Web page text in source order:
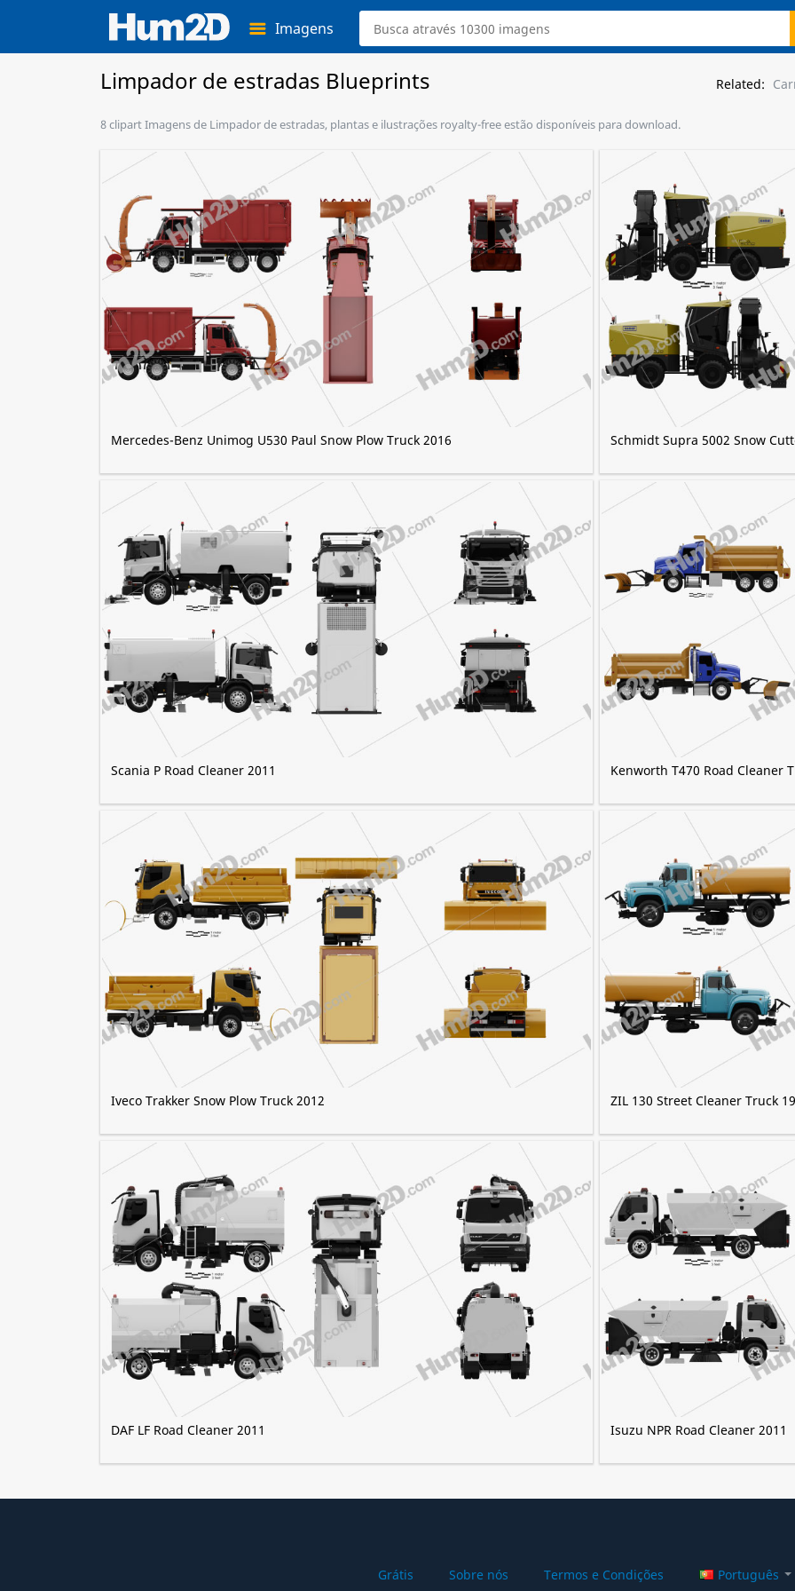
Imagens
Limpador de estradas Blueprints Related:
8 clipart Imagens de Limpador de estradas, plantas e ilustrações royalty-free estão disponíveis para download.
Mercedes-Benz Unimog U530 Paul Snow Plow Truck 2016 Schmidt Supra 5002 Snow
Scania P Road Cleaner 2011 Kenworth T470 Road Cleaner
Iveco Trakker Snow Plow Truck 2012 ZIL 130 Street Cleaner Truck
DAF LF Road Cleaner 2011 Isuzu NPR Road Cleaner 2011
Grátis Sobre nós Termos e Condições Português